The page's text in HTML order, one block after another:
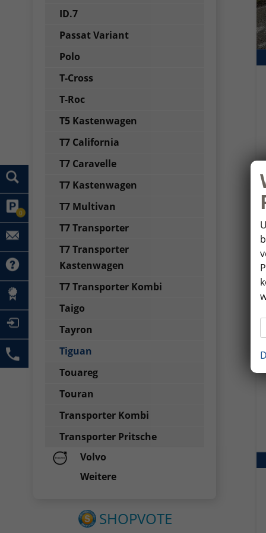
0
ID.7
Passat Variant
Polo
T-Cross
T-Roc
T5 Kastenwagen
T7 California
T7 Caravelle
T7 Kastenwagen
T7 Multivan
T7 Transporter
T7 Transporter
Kastenwagen
T7 Transporter Kombi
Taigo
Tayron
Tiguan
Touareg
Touran
Transporter Kombi
Transporter Pritsche
Volvo
Weitere